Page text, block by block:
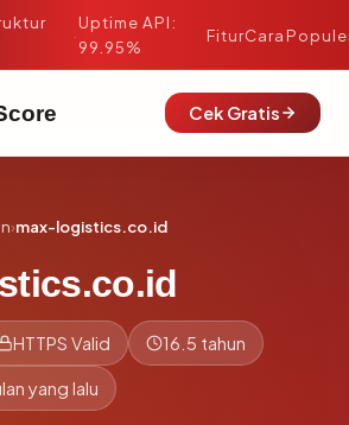
·
Uptime API:
99.95%
FiturCara
Cek Gratis
›max-logistics.co.id
HTTPS Valid 16.5 tahun
yang lalu